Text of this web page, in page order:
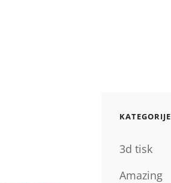
KATEGORIJE
3d tisk
Amazing